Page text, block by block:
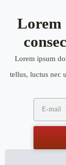
Lorem
Lorem ipsum
tellus, luctus nec
mail